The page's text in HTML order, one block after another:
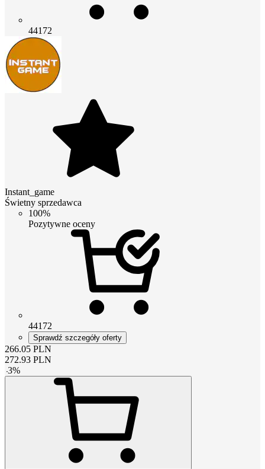
44172
Instant_game
Świetny sprzedawca
100%
Pozytywne oceny
44172
Sprawdź szczegóły oferty
266.05 PLN
272.93 PLN
-3%